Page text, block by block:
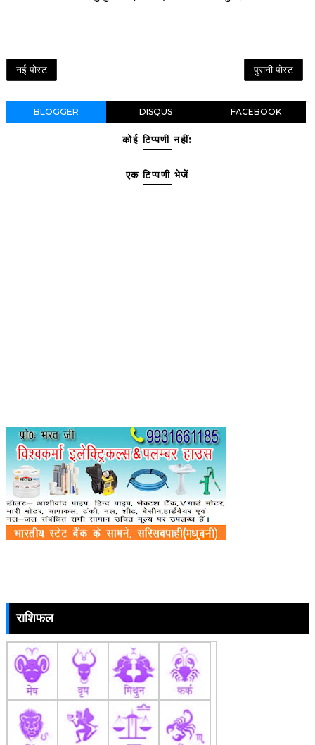
नई पोस्ट पुरानी पोस्ट
BLOGGER DISQUS FACEBOOK
कोई टिप्पणी नहीं:
एक टिप्पणी भेजें
राशिफल